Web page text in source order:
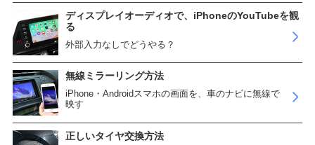
ディスプレイオーディオで、iPhoneのYouTubeを観
る
外部入力なしでどうやる？
無線ミラーリング方法
iPhone・Androidスマホの画面を、車のナビに無線で
映す
正しいタイヤ交換方法